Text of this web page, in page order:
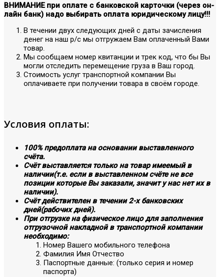
ВНИМАНИЕ при оплате с банковской карточки (через он-
лайн банк) надо выбирать оплата юридическому лицу!!!
В течении двух следующих дней с даты зачисления
денег на наш р/с мы отгружаем Вам оплаченный Вами
товар.
Мы сообщаем номер квитанции и трек код, что бы Вы
могли отследить перемещение груза в Ваш город.
Стоимость услуг транспортной компании Вы
оплачиваете при получении товара в своём городе.
Условия оплаты:
100% предоплата на основании выставленного
счёта.
Счёт выставляется только на товар имеемый в
наличии(т.е. если в выставленном счёте не все
позиции которые Вы заказали, значит у нас нет их в
наличии).
Счёт действителен в течении 2-х банковских
дней(рабочих дней).
При отгрузке на физическое лицо для заполнения
отгрузочной накладной в транспортной компании
необходимо:
Номер Вашего мобильного телефона
Фамилия Имя Отчество
Паспортные данные: (только серия и номер
паспорта)